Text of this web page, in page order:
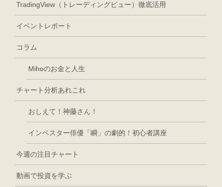
TradingView（トレーディングビュー）徹底活用
イベントレポート
コラム
Mihoのお金と人生
チャート分析あれこれ
おしえて！神藤さん！
インベスター俳優「瞬」の劇的！初心者講座
今週の注目チャート
動画で投資を学ぶ